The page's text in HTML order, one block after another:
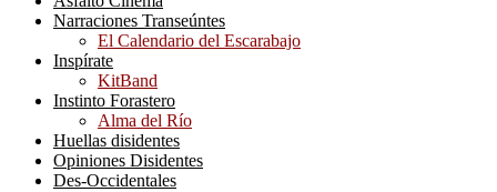
Narraciones Transeúntes
El Calendario del Escarabajo
Inspírate
KitBand
Instinto Forastero
Alma del Río
Huellas disidentes
Opiniones Disidentes
Des-Occidentales